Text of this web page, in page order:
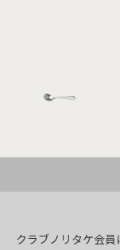
クラブノリタケ会員